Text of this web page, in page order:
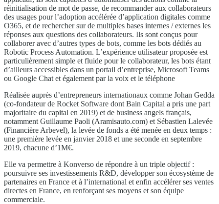
réinitialisation de mot de passe, de recommander aux collaborateurs
des usages pour l’adoption accélérée d’application digitales comme
O365, et de rechercher sur de multiples bases internes / externes les
réponses aux questions des collaborateurs. Ils sont conçus pour
collaborer avec d’autres types de bots, comme les bots dédiés au
Robotic Process Automation. L’expérience utilisateur proposée est
particulièrement simple et fluide pour le collaborateur, les bots étant
d’ailleurs accessibles dans un portail d’entreprise, Microsoft Teams
ou Google Chat et également par la voix et le téléphone
Réalisée auprès d’entrepreneurs internationaux comme Johan Gedda
(co-fondateur de Rocket Software dont Bain Capital a pris une part
majoritaire du capital en 2019) et de business angels français,
notamment Guillaume Paoli (Aramisauto.com) et Sébastien Lalevée
(Financière Arbevel), la levée de fonds a été menée en deux temps :
une première levée en janvier 2018 et une seconde en septembre
2019, chacune d’1M€.
Elle va permettre à Konverso de répondre à un triple objectif :
poursuivre ses investissements R&D, développer son écosystème de
partenaires en France et à l’international et enfin accélérer ses ventes
directes en France, en renforçant ses moyens et son équipe
commerciale.